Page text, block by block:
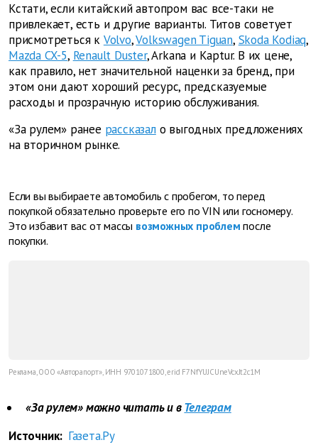
Кстати, если китайский автопром вас все-таки не
привлекает, есть и другие варианты. Титов советует
присмотреться к Volvo,Volkswagen Tiguan, Skoda Kodiaq,
Mazda CX-5, Renault Duster, Arkana и Kaptur. В их цене,
как правило, нет значительной наценки за бренд, при
этом они дают хороший ресурс, предсказуемые
расходы и прозрачную историю обслуживания.
«За рулем» ранее рассказало выгодных предложениях
на вторичном рынке.
Если вы выбираете автомобиль с пробегом, то перед
покупкой обязательно проверьте его по VIN или госномеру.
Это избавит вас от массы возможных проблем после
покупки.
Реклама, ООО «Авторапорт», ИНН 9701071800, erid F7NfYUJCUneVcxJt2c1M
«За рулем» можно читать и вТелеграм
Источник: Газета.Ру